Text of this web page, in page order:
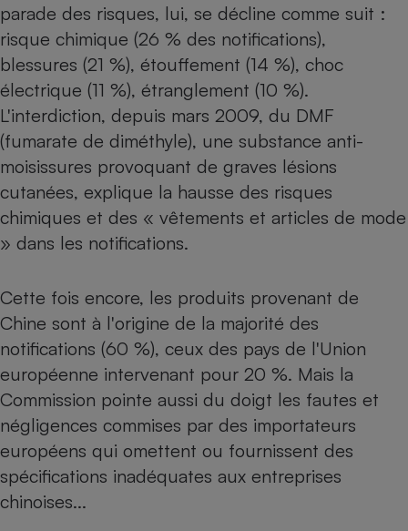
parade des risques, lui, se décline comme suit :
risque chimique (26 % des notifications),
blessures (21 %), étouffement (14 %), choc
électrique (11 %), étranglement (10 %).
L'interdiction, depuis mars 2009, du DMF
(fumarate de diméthyle), une substance anti-
moisissures provoquant de graves lésions
cutanées, explique la hausse des risques
chimiques et des « vêtements et articles de mode
» dans les notifications.
Cette fois encore, les produits provenant de
Chine sont à l'origine de la majorité des
notifications (60 %), ceux des pays de l'Union
européenne intervenant pour 20 %. Mais la
Commission pointe aussi du doigt les fautes et
négligences commises par des importateurs
européens qui omettent ou fournissent des
spécifications inadéquates aux entreprises
chinoises...
Cafetière à expressos